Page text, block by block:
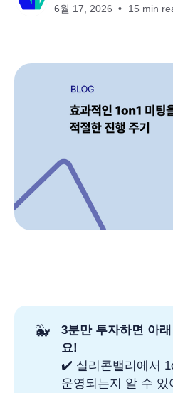
6월 17, 2026
15 min
🐳
3분만 투자하면 아
요!
✔️ 실리콘밸리에서
운영되는지 알 수 있